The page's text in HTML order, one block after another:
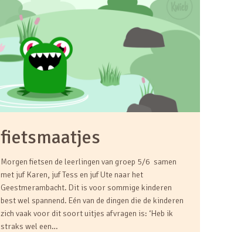
fietsmaatjes
Morgen fietsen de leerlingen van groep 5/6 samen
met juf Karen, juf Tess en juf Ute naar het
Geestmerambacht. Dit is voor sommige kinderen
best wel spannend. Eén van de dingen die de kinderen
zich vaak voor dit soort uitjes afvragen is: ‘Heb ik
straks wel een…